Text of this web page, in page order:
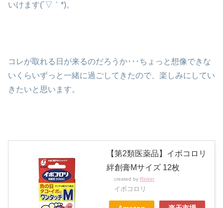
いけます(´▽｀*)。
コレが取れる日が来るのだろうか･･･ちょっと想像できな
いくらいずっと一緒に過ごしてきたので、楽しみにしてい
きたいと思います。
【第2類医薬品】イボコロリ
絆創膏Mサイズ 12枚
created by Rinker
イボコロリ